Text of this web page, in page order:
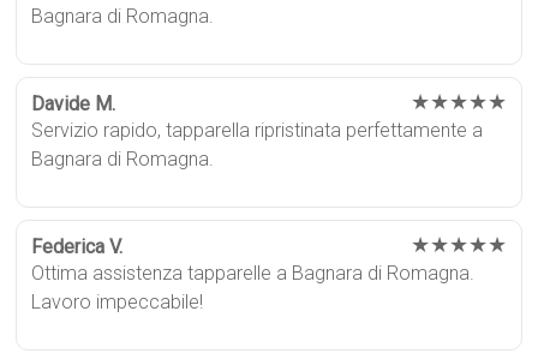
Bagnara di Romagna.
Davide M. ★★★★★
Servizio rapido, tapparella ripristinata perfettamente a
Bagnara di Romagna.
Federica V. ★★★★★
Ottima assistenza tapparelle a Bagnara di Romagna.
Lavoro impeccabile!